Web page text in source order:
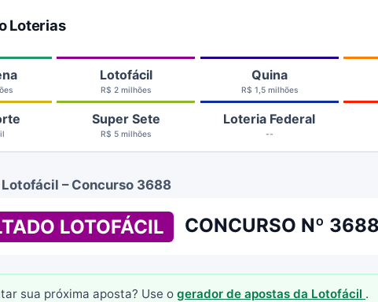
Loterias
Lotofácil
R$ 2 milhões
Quina
R$ 1,5 milhões
Super Sete
R$ 5 milhões
Loteria Federal
--
– Concurso 3688
LOTOFÁCIL CONCURSO Nº 3688
sua próxima aposta? Use o gerador de apostas da Lotofácil .